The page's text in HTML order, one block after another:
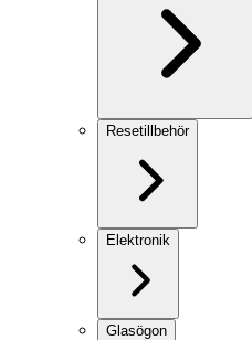
Resetillbehör
Elektronik
Glasögon